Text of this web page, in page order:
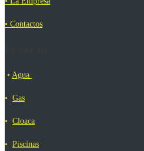
• Contactos
• Agua
• Gas
• Cloaca
• Piscinas